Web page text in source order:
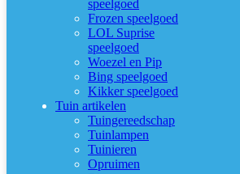
speelgoed
Frozen speelgoed
LOL Suprise
speelgoed
Woezel en Pip
Bing speelgoed
Kikker speelgoed
Tuin artikelen
Tuingereedschap
Tuinlampen
Tuinieren
Opruimen